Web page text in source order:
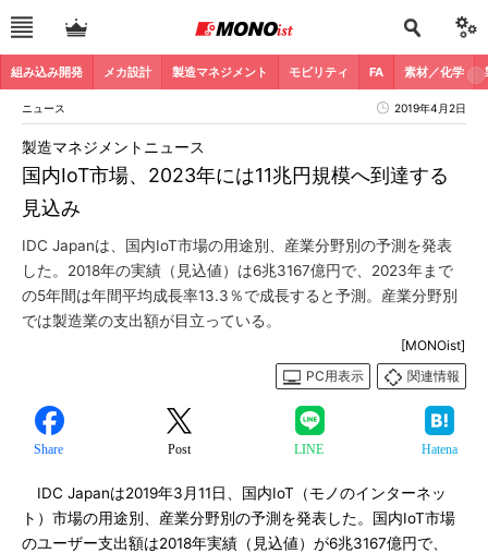
組み込み開発 メカ設計 製造マネジメント モビリティ FA 素材／化学
ニュース 2019年4月2日
国内IoT市場、2023年には11兆円規模へ到達する
見込み
製造マネジメントニュース
IDC Japanは、国内IoT市場の用途別、産業分野別の予測を発表
した。2018年の実績（見込値）は6兆3167億円で、2023年まで
の5年間は年間平均成長率13.3％で成長すると予測。産業分野別
では製造業の支出額が目立っている。
[MONOist]
PC用表示
関連情報
Share Post LINE Hatena
IDC Japanは2019年3月11日、国内IoT（モノのインターネッ
ト）市場の用途別、産業分野別の予測を発表した。国内IoT市場
のユーザー支出額は2018年実績（見込値）が6兆3167億円で、